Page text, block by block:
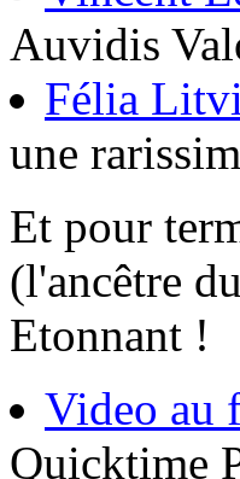
Auvidis
Félia
une
Et pour
(l'ancêtre
Etonnant !
Video au
Quicktime